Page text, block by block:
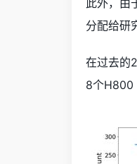
分配给研
在过去的
8个H800